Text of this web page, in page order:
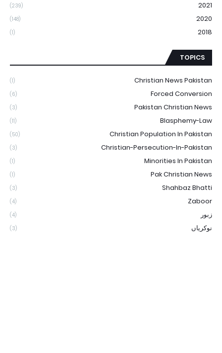
2021
(239)
2020
(148)
2018
(1)
TOPICS
Christian News Pakistan
(1)
Forced Conversion
(6)
Pakistan Christian News
(3)
Blasphemy-Law
(11)
Christian Population In Pakistan
(50)
Christian-Persecution-In-Pakistan
(3)
Minorities In Pakistan
(1)
Pak Christian News
(1)
Shahbaz Bhatti
(3)
Zaboor
(4)
زبور (4)
نوکریاں (3)